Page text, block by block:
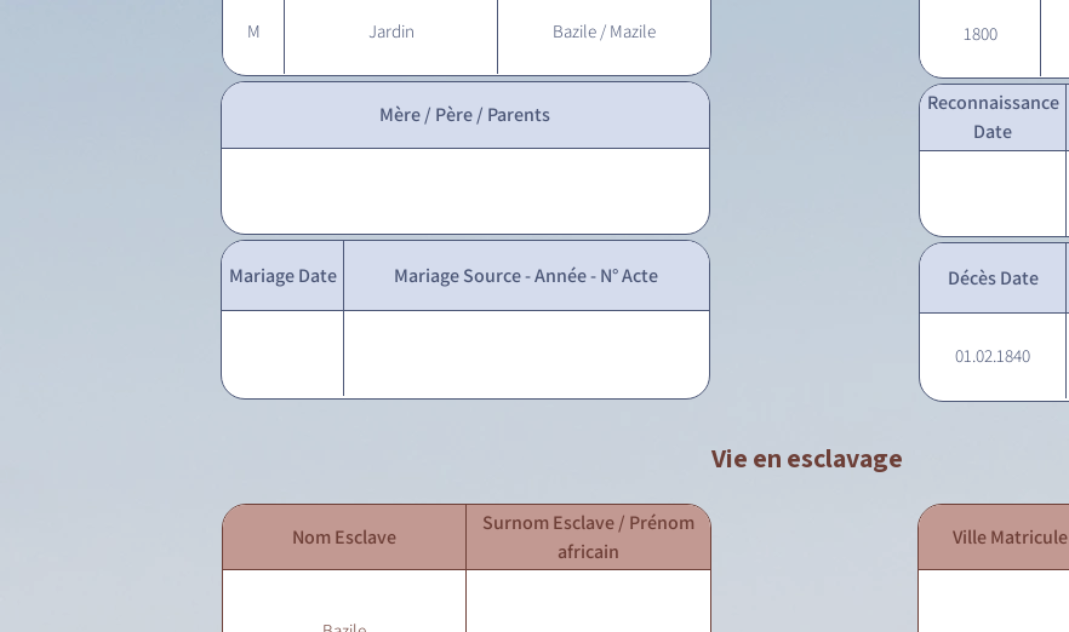
M Jardin Bazile / Mazile 1800
Mère / Père / Parents
Mariage Date Mariage Source - Année - N° Acte
Reconnaissance
Date
Décès Date
01.02.1840
Vie en esclavage
Nom Esclave
Surnom Esclave / Prénom
africain
Ville Matricule